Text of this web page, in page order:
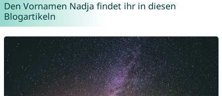
Den Vornamen Nadja findet ihr in diesen
Blogartikeln